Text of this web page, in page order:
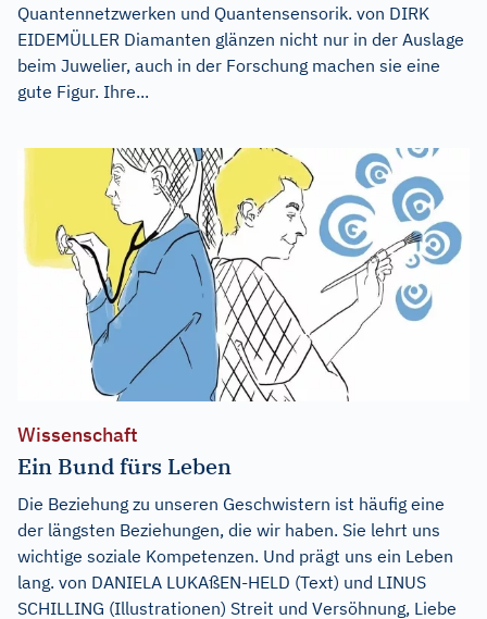
Quantennetzwerken und Quantensensorik. von DIRK
EIDEMÜLLER Diamanten glänzen nicht nur in der Auslage
beim Juwelier, auch in der Forschung machen sie eine
gute Figur. Ihre...
Wissenschaft
Ein Bund fürs Leben
Die Beziehung zu unseren Geschwistern ist häufig eine
der längsten Beziehungen, die wir haben. Sie lehrt uns
wichtige soziale Kompetenzen. Und prägt uns ein Leben
lang. von DANIELA LUKAßEN-HELD (Text) und LINUS
SCHILLING (Illustrationen) Streit und Versöhnung, Liebe